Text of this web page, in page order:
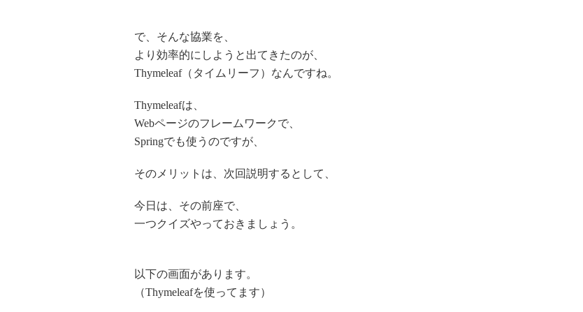
で、そんな協業を、
より効率的にしようと出てきたのが、
Thymeleaf（タイムリーフ）なんですね。
Thymeleafは、
Webページのフレームワークで、
Springでも使うのですが、
そのメリットは、次回説明するとして、
今日は、その前座で、
一つクイズやっておきましょう。
以下の画面があります。
（Thymeleafを使ってます）